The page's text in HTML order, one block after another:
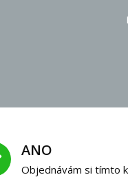
ANO
Objednávám si tímto